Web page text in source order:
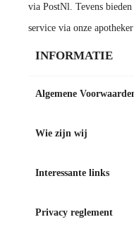
via PostNl. Tevens
service via onze
INFORMATIE
Algemene
Wie zijn wij
Interessante links
Privacy reglement